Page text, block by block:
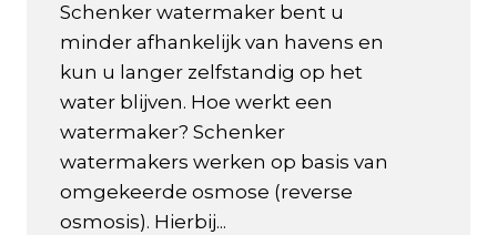
Schenker watermaker bent u
minder afhankelijk van havens en
kun u langer zelfstandig op het
water blijven. Hoe werkt een
watermaker? Schenker
watermakers werken op basis van
omgekeerde osmose (reverse
osmosis). Hierbij...